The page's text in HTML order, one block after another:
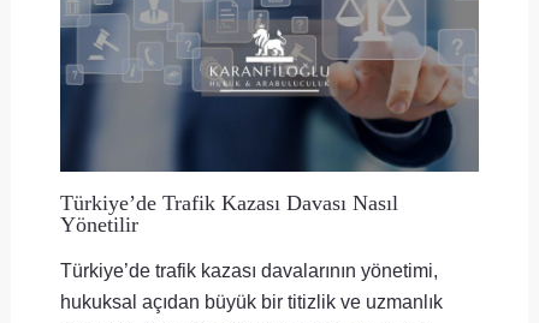
Türkiye’de Trafik Kazası Davası Nasıl
Yönetilir
Türkiye’de trafik kazası davalarının yönetimi,
hukuksal açıdan büyük bir titizlik ve uzmanlık